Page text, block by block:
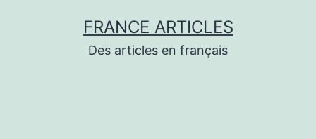
FRANCE ARTICLES
Des articles en français